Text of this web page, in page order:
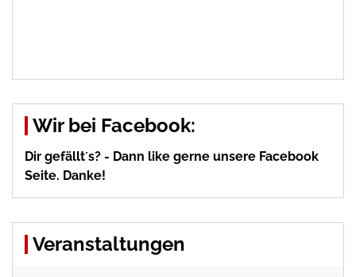
Wir bei Facebook:
Dir gefällt´s? - Dann like gerne unsere Facebook
Seite. Danke!
Veranstaltungen